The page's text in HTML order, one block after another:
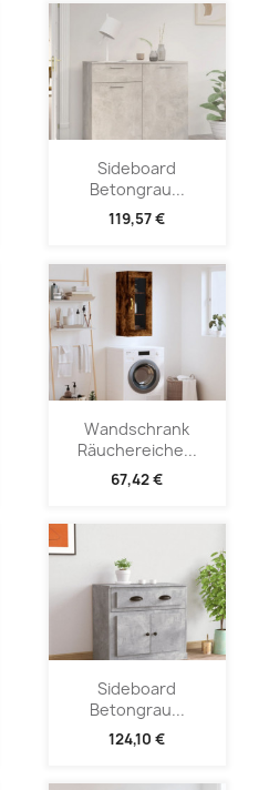
Sideboard
Betongrau...
119,57 €
Wandschrank
Räuchereiche...
67,42 €
Sideboard
Betongrau...
124,10 €